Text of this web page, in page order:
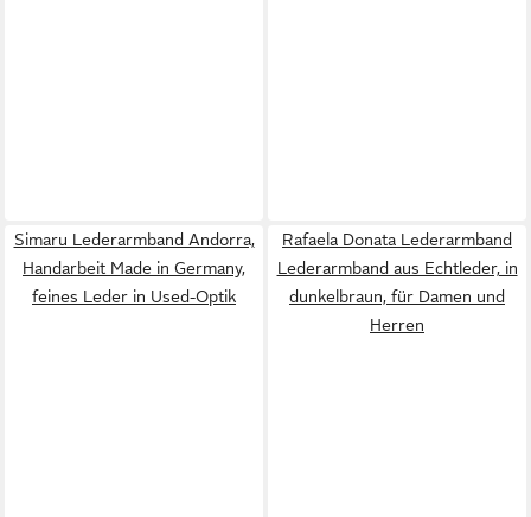
Simaru Lederarmband Andorra,
Handarbeit Made in Germany,
feines Leder in Used-Optik
Rafaela Donata Lederarmband
Lederarmband aus Echtleder, in
dunkelbraun, für Damen und
Herren